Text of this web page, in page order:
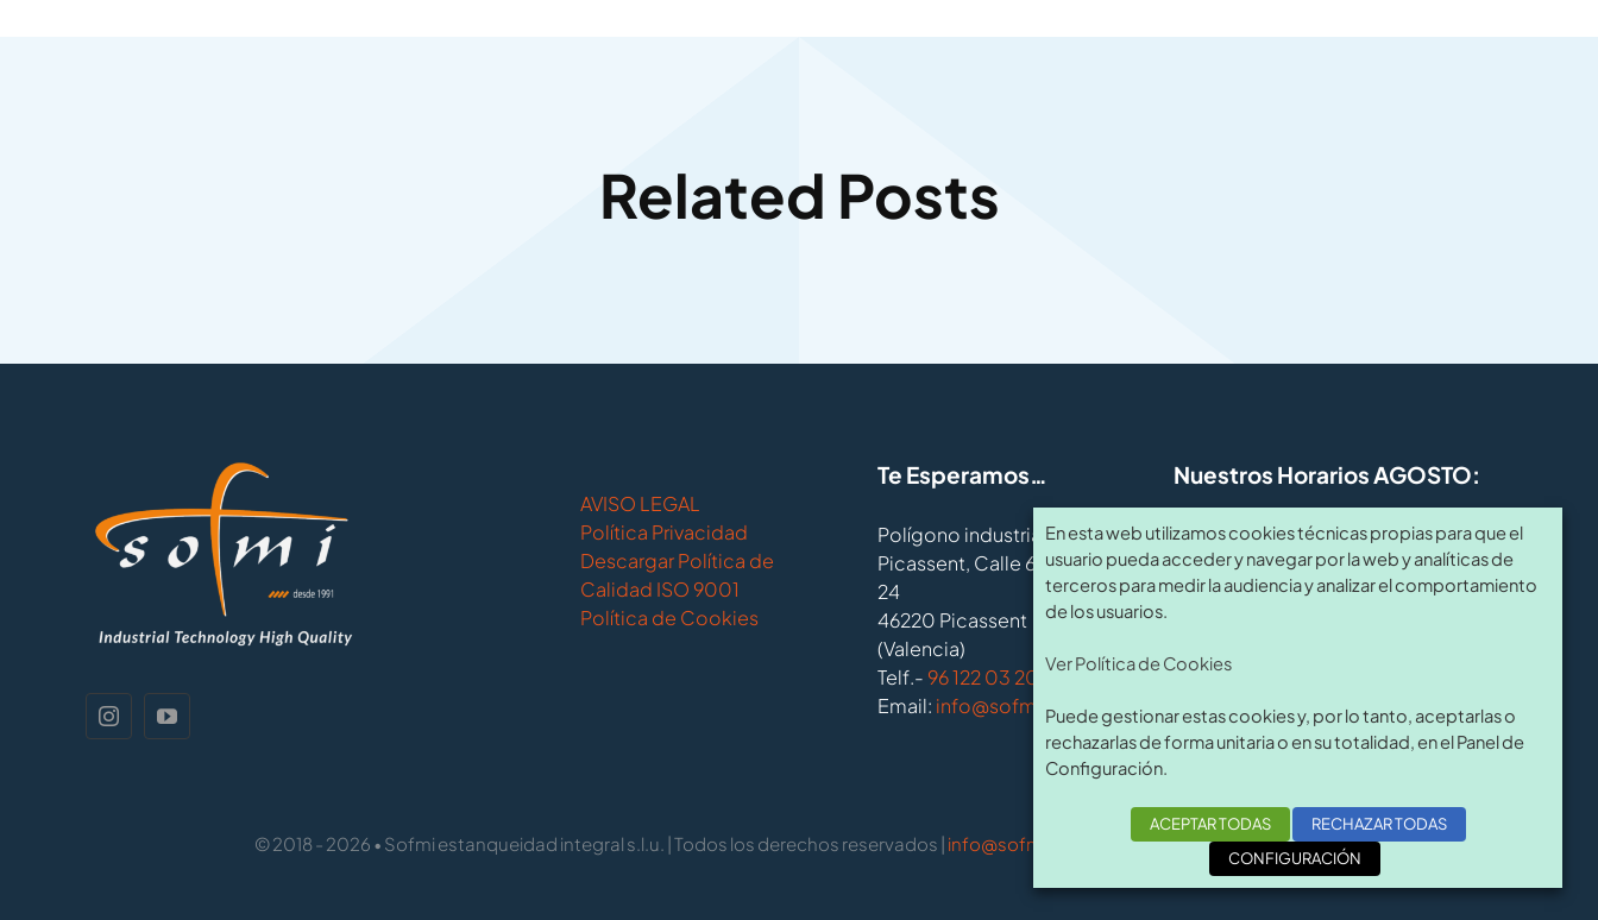
Related Posts
AVISO LEGAL
Política Privacidad
Descargar Política de
Calidad ISO 9001
Política de Cookies
Te Esperamos…
Polígono industrial de
Picassent, Calle 6, Núm.
24
46220 Picassent
(Valencia)
Telf.- 96 122 03 20
Email: info@sofmi.com
Nuestros Horarios AGOSTO:
De Lunes a Viernes:
7:30 a 14:00 horas.
© 2018 - 2026 • Sofmi estanqueidad integral s.l.u. | Todos los derechos reservados | info@sofmi.com | Diseño webSiscomultimedia
En esta web utilizamos cookies técnicas propias para que el
usuario pueda acceder y navegar por la web y analíticas de
terceros para medir la audiencia y analizar el comportamiento
de los usuarios.
Ver Política de Cookies
Puede gestionar estas cookies y, por lo tanto, aceptarlas o
rechazarlas de forma unitaria o en su totalidad, en el Panel de
Configuración.
ACEPTAR TODAS
RECHAZAR TODAS
CONFIGURACIÓN